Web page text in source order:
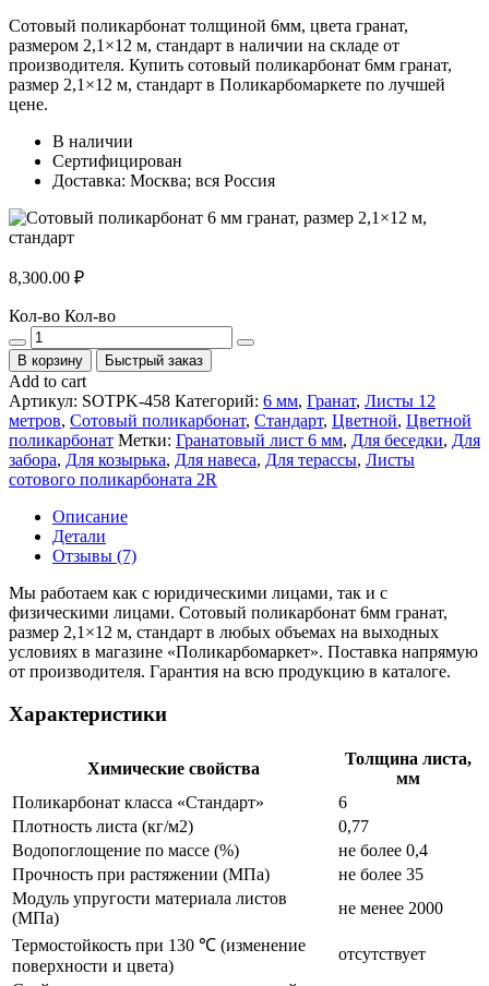
Сотовый поликарбонат толщиной 6мм, цвета гранат,
размером 2,1×12 м, стандарт в наличии на складе от
производителя. Купить сотовый поликарбонат 6мм гранат,
размер 2,1×12 м, стандарт в Поликарбомаркете по лучшей
цене.
В наличии
Сертифицирован
Доставка: Москва; вся Россия
8,300.00 ₽
Кол-во Кол-во
В корзину Быстрый заказ
Add to cart
Артикул: SOTPK-458 Категорий: 6 мм, Гранат, Листы 12
метров, Сотовый поликарбонат, Стандарт, Цветной, Цветной
поликарбонат Метки: Гранатовый лист 6 мм, Для беседки, Для
забора, Для козырька, Для навеса, Для терассы, Листы
сотового поликарбоната 2R
Описание
Детали
Отзывы (7)
Мы работаем как с юридическими лицами, так и с
физическими лицами. Сотовый поликарбонат 6мм гранат,
размер 2,1×12 м, стандарт в любых объемах на выходных
условиях в магазине «Поликарбомаркет». Поставка напрямую
от производителя. Гарантия на всю продукцию в каталоге.
Характеристики
Химические свойства
Толщина листа,
мм
Поликарбонат класса «Стандарт»
6
Плотность листа (кг/м2)
0,77
Водопоглощение по массе (%)
не более 0,4
Прочность при растяжении (МПа)
не более 35
Модуль упругости материала листов
(МПа)
не менее 2000
Термостойкость при 130 ℃ (изменение
поверхности и цвета)
отсутствует